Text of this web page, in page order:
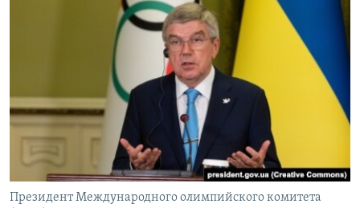
Президент Международного олимпийского комитета